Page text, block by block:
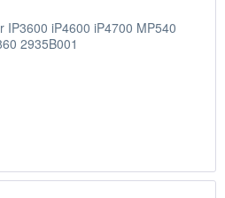
iP4600 iP4700 MP540
2935B001